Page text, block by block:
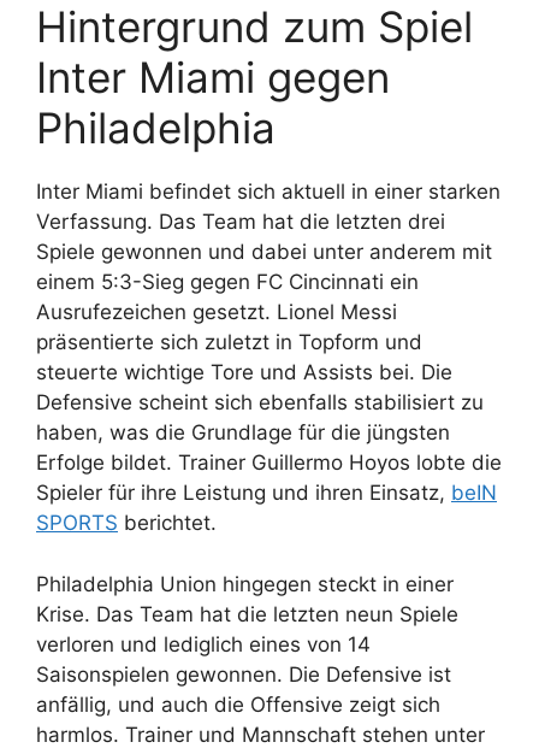
Hintergrund zum Spiel
Inter Miami gegen
Philadelphia
Inter Miami befindet sich aktuell in einer starken
Verfassung. Das Team hat die letzten drei
Spiele gewonnen und dabei unter anderem mit
einem 5:3-Sieg gegen FC Cincinnati ein
Ausrufezeichen gesetzt. Lionel Messi
präsentierte sich zuletzt in Topform und
steuerte wichtige Tore und Assists bei. Die
Defensive scheint sich ebenfalls stabilisiert zu
haben, was die Grundlage für die jüngsten
Erfolge bildet. Trainer Guillermo Hoyos lobte die
Spieler für ihre Leistung und ihren Einsatz, beIN
SPORTS berichtet.
Philadelphia Union hingegen steckt in einer
Krise. Das Team hat die letzten neun Spiele
verloren und lediglich eines von 14
Saisonspielen gewonnen. Die Defensive ist
anfällig, und auch die Offensive zeigt sich
harmlos. Trainer und Mannschaft stehen unter